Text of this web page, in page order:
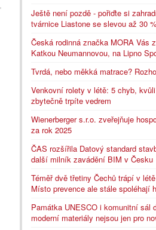
Ještě není pozdě - pořiďte si
tvárnice Liastone se slevou až 30 %
Česká rodinná značka MORA Vás
Katkou Neumannovou, na Lipno
Tvrdá, nebo měkká matrace?
Venkovní rolety v létě: 5 chyb,
zbytečně trpíte vedrem
Wienerberger s.r.o. zveřejňuje
za rok 2025
ČAS rozšířila Datový standard
další milník zavádění BIM v Česku
Téměř dvě třetiny Čechů trápí v
Místo prevence ale stále spoléhají
Památka UNESCO i komunitní sál
moderní materiály nejsou jen pro